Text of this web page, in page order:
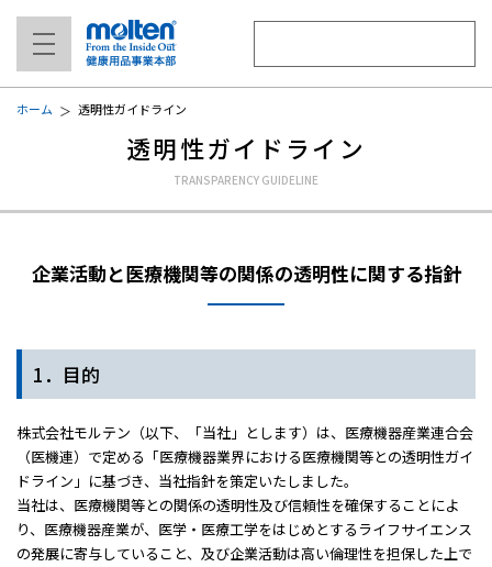
ホーム 透明性ガイドライン
透明性ガイドライン
企業活動と医療機関等の関係の透明性に関する指針
1．目的
株式会社モルテン（以下、「当社」とします）は、医療機器産業連合会
（医機連）で定める「医療機器業界における医療機関等との透明性ガイ
ドライン」に基づき、当社指針を策定いたしました。
当社は、医療機関等との関係の透明性及び信頼性を確保することによ
り、医療機器産業が、医学・医療工学をはじめとするライフサイエンス
の発展に寄与していること、及び企業活動は高い倫理性を担保した上で